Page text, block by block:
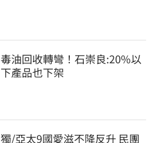
毒油回收轉彎！石崇良:20%以
下產品也下架
獨/亞太9國愛滋不降反升 民團